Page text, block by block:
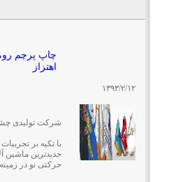
۱۳۹۳/۲/۱۲
چاپ پرچم
اهتزاز
شرکت تولیدی چشم
با تکیه بر
جدیدترین ماشین
حرکتی نو در